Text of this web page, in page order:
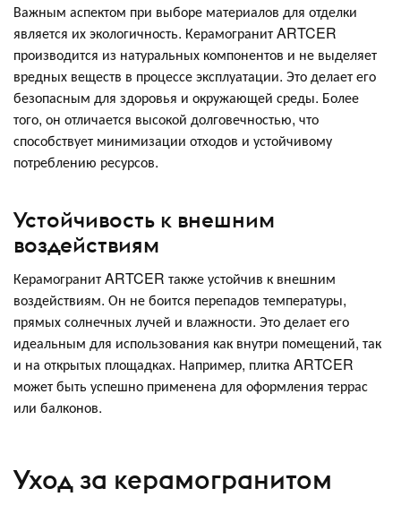
Важным аспектом при выборе материалов для отделки
является их экологичность. Керамогранит ARTCER
производится из натуральных компонентов и не выделяет
вредных веществ в процессе эксплуатации. Это делает его
безопасным для здоровья и окружающей среды. Более
того, он отличается высокой долговечностью, что
способствует минимизации отходов и устойчивому
потреблению ресурсов.
Устойчивость к внешним
воздействиям
Керамогранит ARTCER также устойчив к внешним
воздействиям. Он не боится перепадов температуры,
прямых солнечных лучей и влажности. Это делает его
идеальным для использования как внутри помещений, так
и на открытых площадках. Например, плитка ARTCER
может быть успешно применена для оформления террас
или балконов.
Уход за керамогранитом